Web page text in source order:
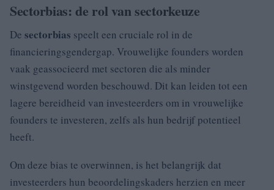
Sectorbias: de rol van sectorkeuze
De sectorbias speelt een cruciale rol in de
financieringsgendergap. Vrouwelijke founders worden
vaak geassocieerd met sectoren die als minder
winstgevend worden beschouwd. Dit kan leiden tot een
lagere bereidheid van investeerders om in vrouwelijke
founders te investeren, zelfs als hun bedrijf potentieel
heeft.
Om deze bias te overwinnen, is het belangrijk dat
investeerders hun beoordelingskaders herzien en meer